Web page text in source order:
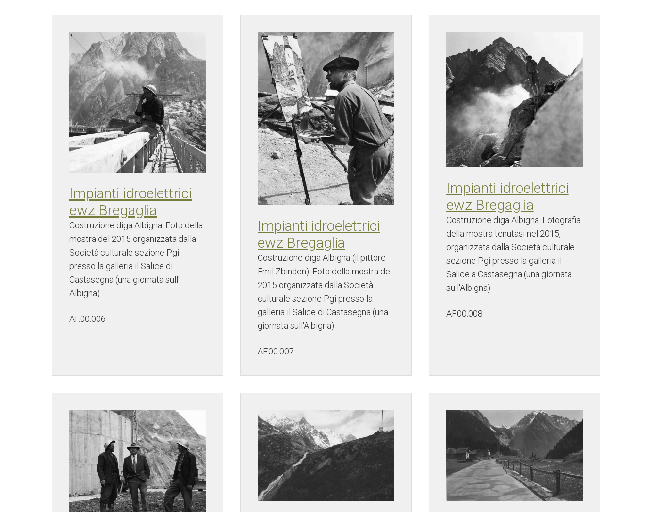
Impianti idroelettrici
ewz Bregaglia
Costruzione diga Albigna. Foto della
mostra del 2015 organizzata dalla
Società culturale sezione Pgi
presso la galleria il Salice di
Castasegna (una giornata sull'
Albigna)
AF.00.006
Impianti idroelettrici
ewz Bregaglia
Costruzione diga Albigna (il pittore
Emil Zbinden). Foto della mostra del
2015 organizzata dalla Società
culturale sezione Pgi presso la
galleria il Salice di Castasegna (una
giornata sull'Albigna)
AF.00.007
Impianti idroelettrici
ewz Bregaglia
Costruzione diga Albigna. Fotografia
della mostra tenutasi nel 2015,
organizzata dalla Società culturale
sezione Pgi presso la galleria il
Salice a Castasegna (una giornata
sull'Albigna)
AF.00.008